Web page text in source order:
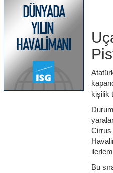
kişilik
Cirrus
Bu